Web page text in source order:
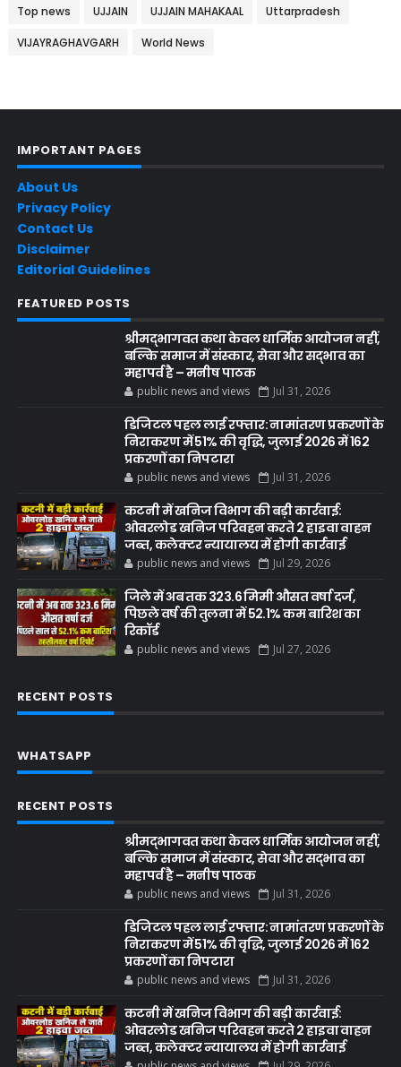
Top news UJJAIN UJJAIN MAHAKAAL Uttarpradesh
VIJAYRAGHAVGARH World News
IMPORTANT PAGES
About Us
Privacy Policy
Contact Us
Disclaimer
Editorial Guidelines
FEATURED POSTS
श्रीमद्भागवत कथा केवल धार्मिक आयोजन नहीं,
बल्कि समाज में संस्कार, सेवा और सद्भाव का
महापर्व है – मनीष पाठक
public news and views Jul 31, 2026
डिजिटल पहल लाई रफ्तार: नामांतरण प्रकरणों के
निराकरण में 51% की वृद्धि, जुलाई 2026 में 162
प्रकरणों का निपटारा
public news and views Jul 31, 2026
कटनी में खनिज विभाग की बड़ी कार्रवाई:
ओवरलोड खनिज परिवहन करते 2 हाइवा वाहन
जब्त, कलेक्टर न्यायालय में होगी कार्रवाई
public news and views Jul 29, 2026
जिले में अब तक 323.6 मिमी औसत वर्षा दर्ज,
पिछले वर्ष की तुलना में 52.1% कम बारिश का
रिकॉर्ड
public news and views Jul 27, 2026
RECENT POSTS
WHATSAPP
RECENT POSTS
श्रीमद्भागवत कथा केवल धार्मिक आयोजन नहीं,
बल्कि समाज में संस्कार, सेवा और सद्भाव का
महापर्व है – मनीष पाठक
public news and views Jul 31, 2026
डिजिटल पहल लाई रफ्तार: नामांतरण प्रकरणों के
निराकरण में 51% की वृद्धि, जुलाई 2026 में 162
प्रकरणों का निपटारा
public news and views Jul 31, 2026
कटनी में खनिज विभाग की बड़ी कार्रवाई:
ओवरलोड खनिज परिवहन करते 2 हाइवा वाहन
जब्त, कलेक्टर न्यायालय में होगी कार्रवाई